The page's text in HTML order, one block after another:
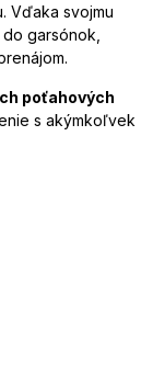
Vďaka svojmu
garsónok,
poťahových
s akýmkoľvek